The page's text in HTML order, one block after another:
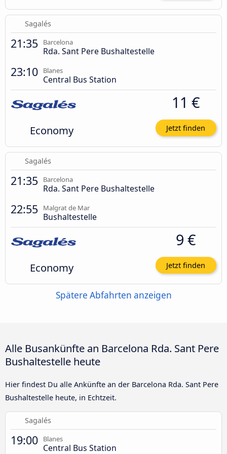
Sagalés
21:35 Barcelona
Rda. Sant Pere Bushaltestelle
23:10 Blanes
Central Bus Station
Economy
11 €
Jetzt finden
Sagalés
21:35 Barcelona
Rda. Sant Pere Bushaltestelle
22:55 Malgrat de Mar
Bushaltestelle
Economy
9 €
Jetzt finden
Spätere Abfahrten anzeigen
Alle Busankünfte an Barcelona Rda. Sant Pere
Bushaltestelle heute
Hier findest Du alle Ankünfte an der Barcelona Rda. Sant Pere
Bushaltestelle heute, in Echtzeit.
Sagalés
19:00 Blanes
Central Bus Station